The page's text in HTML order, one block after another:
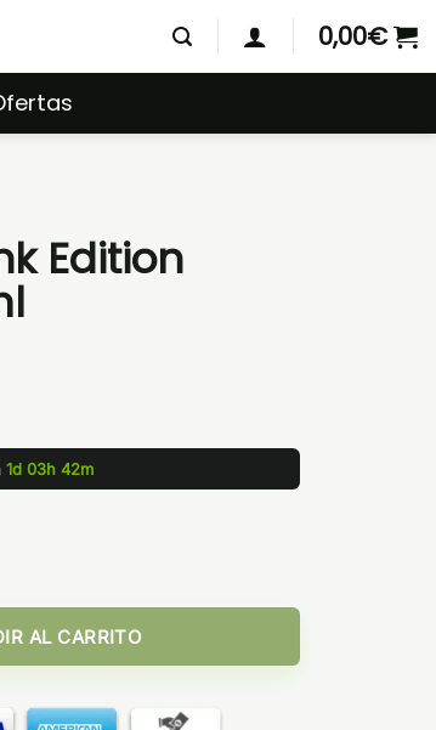
0,00€
Edition
1d 03h 42m
cantidad
AL CARRITO